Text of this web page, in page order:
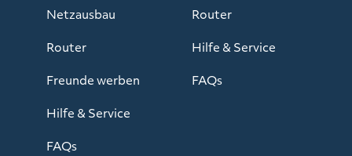
Netzausbau
Router
Freunde werben
Hilfe & Service
FAQs
Router
Hilfe & Service
FAQs